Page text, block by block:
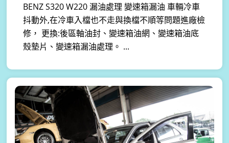
BENZ S320 W220 漏油處理 變速箱漏油 車輛冷車
抖動外,在冷車入檔也不走與換檔不順等問題進廠檢
修， 更換:後區軸油封、變速箱油網、變速箱油底
殼墊片、變速箱漏油處理。 ...